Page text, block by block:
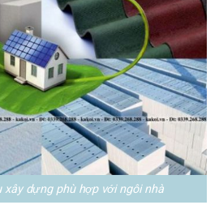
dựng phù hợp với ngôi nhà